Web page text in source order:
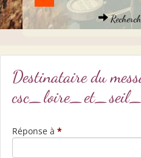
Destinataire du
Réponse à *